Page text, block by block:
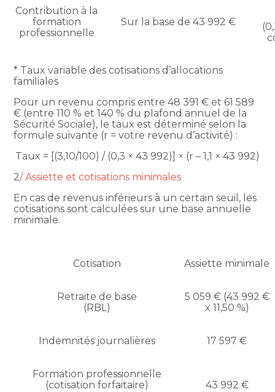
Contribution à la
formation
professionnelle
Sur la base de 43 992 €
* Taux variable des cotisations d’allocations
familiales
Pour un revenu compris entre 48 391 € et 61 589
€ (entre 110 % et 140 % du plafond annuel de la
Sécurité Sociale), le taux est déterminé selon la
formule suivante (r = votre revenu d’activité) :
Taux = [(3,10/100) / (0,3 × 43 992)] × (r – 1,1 × 43 992)
2/ Assiette et cotisations minimales
En cas de revenus inférieurs à un certain seuil, les
cotisations sont calculées sur une base annuelle
minimale.
Cotisation Assiette minimale
Retraite de base
(RBL)
5 059 € (43 992 €
x 11,50 %)
Indemnités journalières 17 597 €
Formation professionnelle
(cotisation forfaitaire)
43 992 €